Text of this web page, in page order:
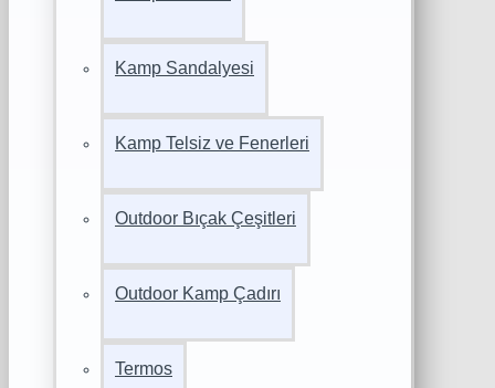
Kamp Sandalyesi
Kamp Telsiz ve Fenerleri
Outdoor Bıçak Çeşitleri
Outdoor Kamp Çadırı
Termos